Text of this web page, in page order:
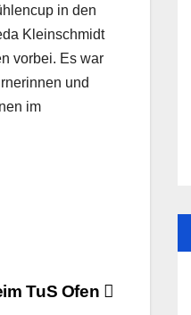
in den
Kleinschmidt
vorbei. Es war
und
im
TuS Ofen